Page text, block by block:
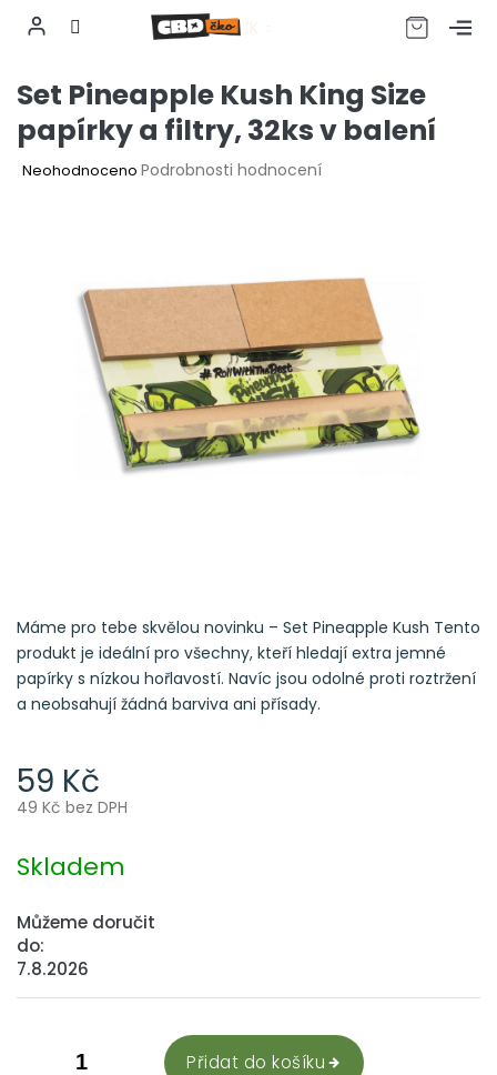
na
CZK
Set Pineapple Kush King Size
papírky a filtry, 32ks v balení
Průměrné
hvězdiček.
Neohodnoceno Podrobnosti hodnocení
59 Kč
49 Kč bez DPH
cena:
Skladem
Můžeme doručit
do:
7.8.2026
Přidat do košíku
Máme pro tebe skvělou novinku – Set Pineapple Kush Tento
produkt je ideální pro všechny, kteří hledají extra jemné
papírky s nízkou hořlavostí. Navíc jsou odolné proti roztržení
a neobsahují žádná barviva ani přísady.